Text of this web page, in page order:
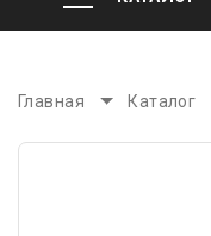
Главная Каталог